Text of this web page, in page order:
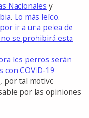
Nacionales y
, Lo más leído.
ir a una pelea de
se prohibirá esta
los perros serán
COVID-19
por tal motivo
por las opiniones